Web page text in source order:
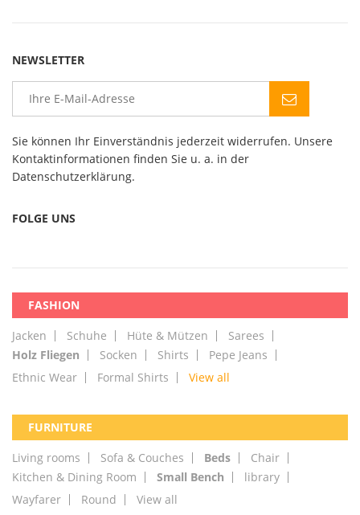
NEWSLETTER
Sie können Ihr Einverständnis jederzeit widerrufen. Unsere
Kontaktinformationen finden Sie u. a. in der
Datenschutzerklärung.
FOLGE UNS
FASHION
Jacken
Schuhe Hüte & Mützen
Sarees
Holz Fliegen
Socken Shirts
Pepe Jeans
Ethnic Wear
Formal Shirts View all
FURNITURE
Living rooms
Sofa & Couches Beds
Chair
Kitchen & Dining Room
Small Bench
library
Wayfarer
Round View all